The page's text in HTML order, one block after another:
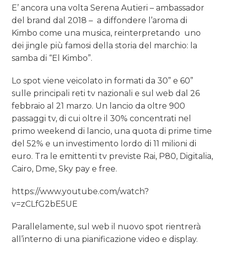
E’ ancora una volta Serena Autieri – ambassador
del brand dal 2018 – a diffondere l’aroma di
Kimbo come una musica, reinterpretando uno
dei jingle più famosi della storia del marchio: la
samba di “El Kimbo”.
Lo spot viene veicolato in formati da 30” e 60”
sulle principali reti tv nazionali e sul web dal 26
febbraio al 21 marzo. Un lancio da oltre 900
passaggi tv, di cui oltre il 30% concentrati nel
primo weekend di lancio, una quota di prime time
del 52% e un investimento lordo di 11 milioni di
euro. Tra le emittenti tv previste Rai, P80, Digitalia,
Cairo, Dme, Sky pay e free.
https://www.youtube.com/watch?
v=zCLfG2bE5UE
Parallelamente, sul web il nuovo spot rientrerà
all’interno di una pianificazione video e display.